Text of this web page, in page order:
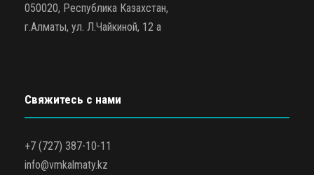
050020, Республика Казахстан,
г.Алматы, ул. Л.Чайкиной, 12 а
Свяжитесь с нами
+7 (727) 387-10-11
info@vmkalmaty.kz